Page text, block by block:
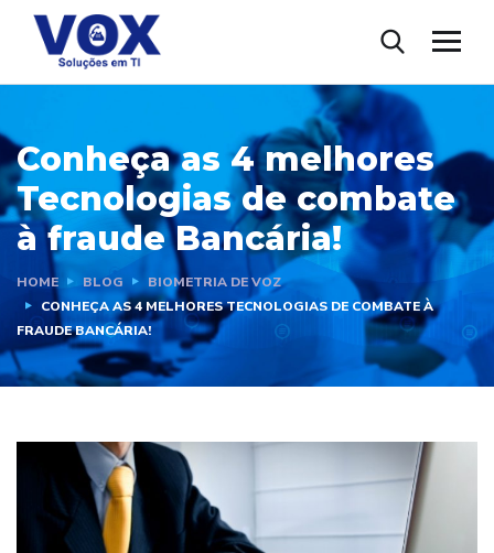
Conheça as 4 melhores
Tecnologias de combate
à fraude Bancária!
HOME BLOG
BIOMETRIA DE VOZ
CONHEÇA AS 4 MELHORES TECNOLOGIAS DE COMBATE À
FRAUDE BANCÁRIA!